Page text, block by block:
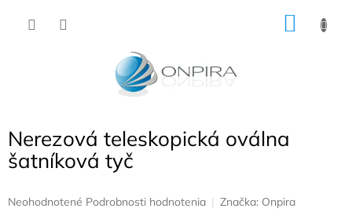
Nerezová teleskopická oválna
šatníková tyč
Priemerné
Neohodnotené Podrobnosti hodnotenia Značka: Onpira